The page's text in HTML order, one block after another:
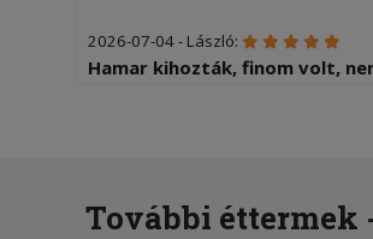
2026-07-04 - László:
Hamar kihozták, finom volt,
2026-05-27 - László:
További éttermek